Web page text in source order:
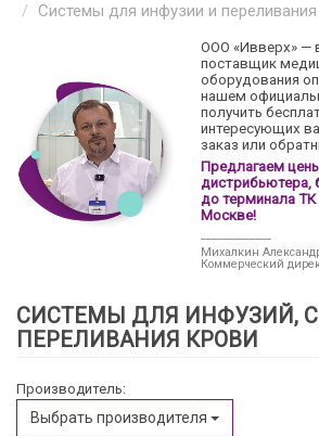
Системы для инфузии и
ООО «Ивверх» —
поставщик
оборудования
нашем
получить
интересующих
заказ или
Предлагаем
дистрибьютера,
до терминала ТК
Москве!
Михалкин
Коммерческий
СИСТЕМЫ ДЛЯ ИНФУЗИЙ,
ПЕРЕЛИВАНИЯ КРОВИ
Производитель:
Выбрать производителя